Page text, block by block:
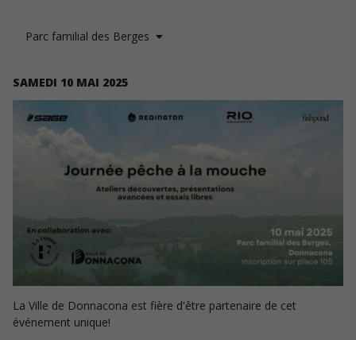
Parc familial des Berges
SAMEDI 10 MAI 2025
La Ville de Donnacona est fière d'être partenaire de cet
événement unique!